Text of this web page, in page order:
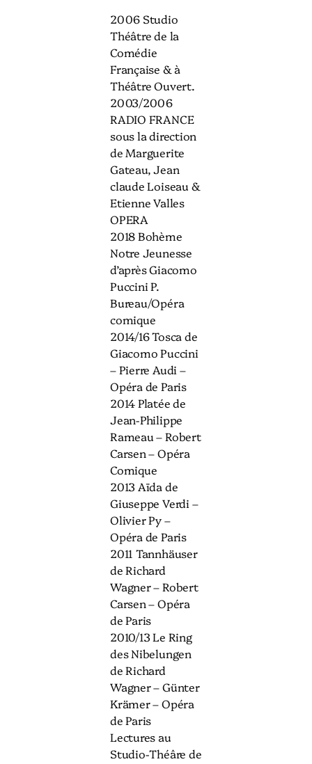
2006 Studio
Théâtre de la
Comédie
Française & à
Théâtre Ouvert.
2003/2006
RADIO FRANCE
sous la direction
de Marguerite
Gateau, Jean
claude Loiseau &
Etienne Valles
OPERA
2018 Bohème
Notre Jeunesse
d’après Giacomo
Puccini P.
Bureau/Opéra
comique
2014/16 Tosca de
Giacomo Puccini
– Pierre Audi –
Opéra de Paris
2014 Platée de
Jean-Philippe
Rameau – Robert
Carsen – Opéra
Comique
2013 Aïda de
Giuseppe Verdi –
Olivier Py –
Opéra de Paris
2011 Tannhäuser
de Richard
Wagner – Robert
Carsen – Opéra
de Paris
2010/13 Le Ring
des Nibelungen
de Richard
Wagner – Günter
Krämer – Opéra
de Paris
Lectures au
Studio-Théâre de